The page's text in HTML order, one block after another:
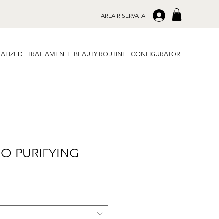
AREA RISERVATA .
TRATTAMENTI BEAUTY ROUTINE CONFIGURATOR
PURIFYING